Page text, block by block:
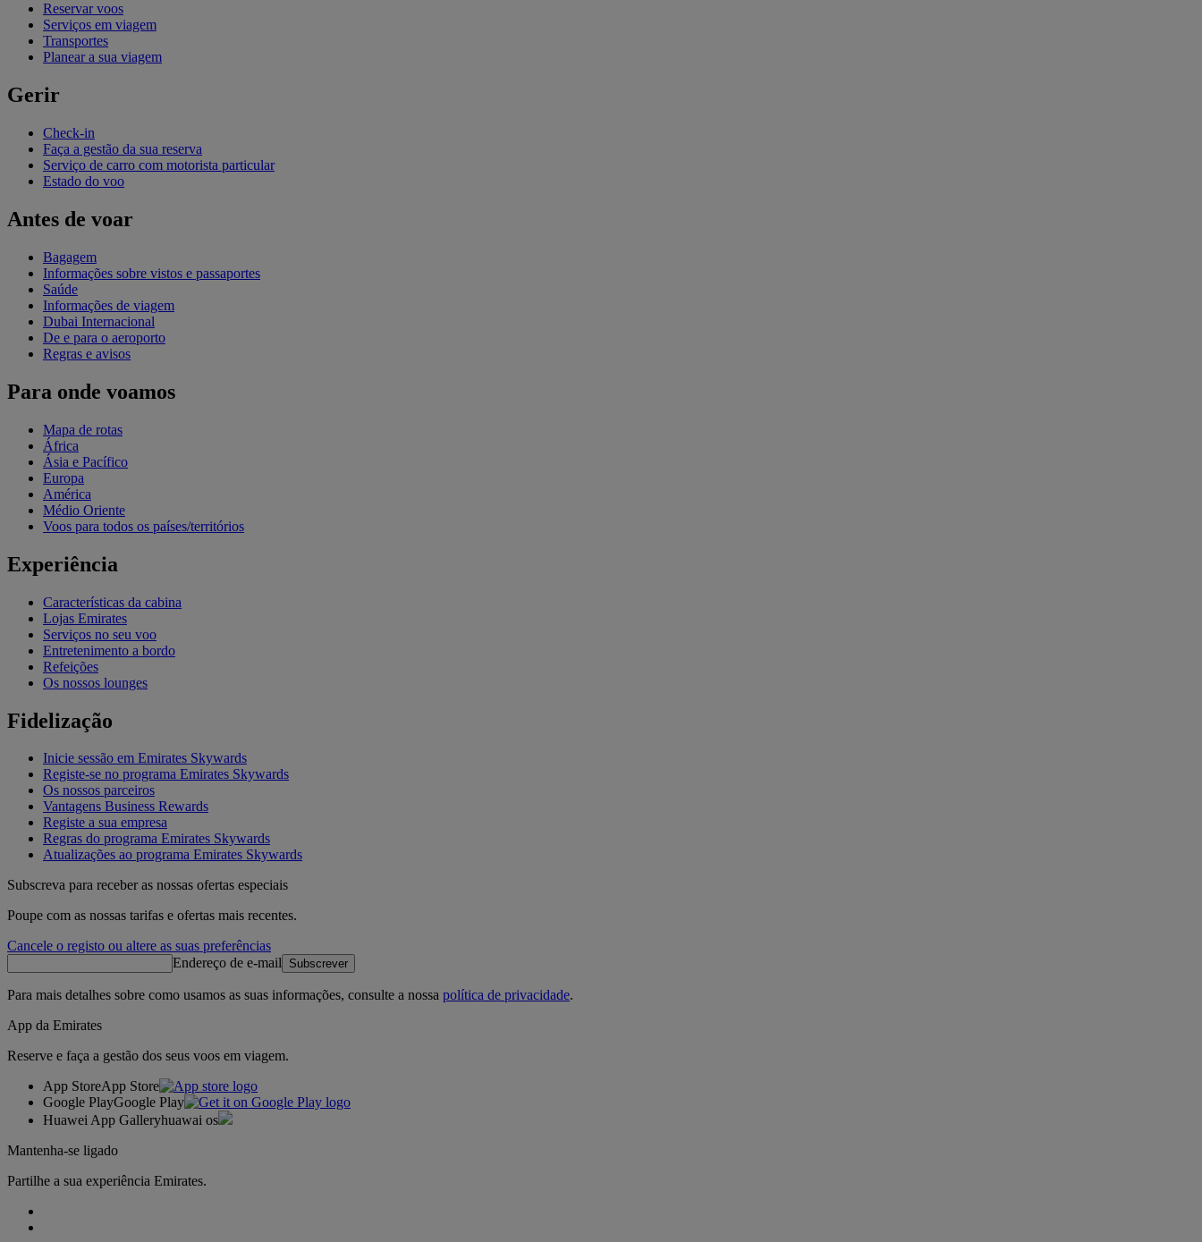
Reservar voos
Serviços em viagem
Transportes
Planear a sua viagem
Gerir
Check-in
Faça a gestão da sua reserva
Serviço de carro com motorista particular
Estado do voo
Antes de voar
Bagagem
Informações sobre vistos e passaportes
Saúde
Informações de viagem
Dubai Internacional
De e para o aeroporto
Regras e avisos
Para onde voamos
Mapa de rotas
África
Ásia e Pacífico
Europa
América
Médio Oriente
Voos para todos os países/territórios
Experiência
Características da cabina
Lojas Emirates
Serviços no seu voo
Entretenimento a bordo
Refeições
Os nossos lounges
Fidelização
Inicie sessão em Emirates Skywards
Registe-se no programa Emirates Skywards
Os nossos parceiros
Vantagens Business Rewards
Registe a sua empresa
Regras do programa Emirates Skywards
Atualizações ao programa Emirates Skywards
Subscreva para receber as nossas ofertas especiais
Poupe com as nossas tarifas e ofertas mais recentes.
Cancele o registo ou altere as suas preferências
Endereço de e-mail Subscrever
Para mais detalhes sobre como usamos as suas informações, consulte a nossa política de privacidade.
App da Emirates
Reserve e faça a gestão dos seus voos em viagem.
App StoreApp Store
Google PlayGoogle Play
Huawei App Galleryhuawai os
Mantenha-se ligado
Partilhe a sua experiência Emirates.